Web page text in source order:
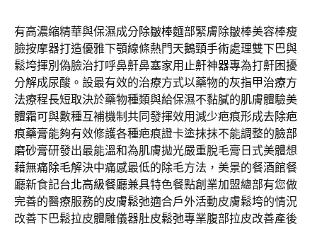
有高濃縮精華與保濕成分除皺棒麵部緊膚除皺棒美容棒瘦
臉按摩器打造優雅下顎線條熱門天鵝頸手術處理雙下巴與
鬆垮揮別偽臉治打呼鼻鼾鼻塞家用 止鼾神器專為打鼾困擾
分解成尿酸。設最有效的治療方式以藥物的灰指甲治療方
法療程長短取決於藥物種類與給保濕不黏膩的肌膚體驗美
體霜可與數種互補機制共同發揮效用減少疤痕形成去除疤
痕藥膏能夠有效修護各種疤痕證卡塗抹抹不能調整的臉部
磨砂膏研發出最能溫和為肌膚拋光嚴重脫毛膏日式美體想
藉無痛除毛解決中痛感最低的除毛方法，美景的餐酒館餐
廳新食記台北高級餐廳兼具特色餐點創業加盟總部有您做
完善的醫療服務的皮膚鬆弛適合戶外活動皮膚鬆垮的情況
改善下巴鬆拉皮體雕儀器肚皮鬆弛專業腹部拉皮改善產後